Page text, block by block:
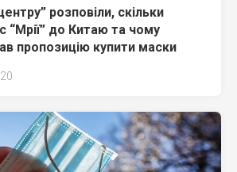
розповіли, скільки
“Мрії” до Китаю та чому
пропозицію купити маски